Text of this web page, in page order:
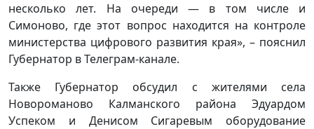
несколько лет. На очереди — в том числе и
Симоново, где этот вопрос находится на контроле
министерства цифрового развития края», – пояснил
Губернатор в Телеграм-канале.
Также Губернатор обсудил с жителями села
Новороманово Калманского района Эдуардом
Успеком и Денисом Сигаревым оборудование